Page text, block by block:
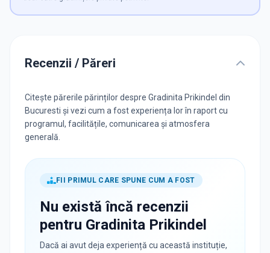
Recenzii / Păreri
Citește părerile părinților despre Gradinita Prikindel din
Bucuresti și vezi cum a fost experiența lor în raport cu
programul, facilitățile, comunicarea și atmosfera
generală.
FII PRIMUL CARE SPUNE CUM A FOST
Nu există încă recenzii
pentru Gradinita Prikindel
Dacă ai avut deja experiență cu această instituție,